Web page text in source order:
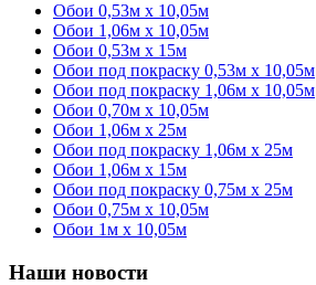
Обои 0,53м x 10,05м
Обои 1,06м х 10,05м
Обои 0,53м x 15м
Обои под покраску 0,53м x 10,05м
Обои под покраску 1,06м х 10,05м
Обои 0,70м x 10,05м
Обои 1,06м x 25м
Обои под покраску 1,06м x 25м
Обои 1,06м x 15м
Обои под покраску 0,75м x 25м
Обои 0,75м x 10,05м
Обои 1м х 10,05м
Наши новости